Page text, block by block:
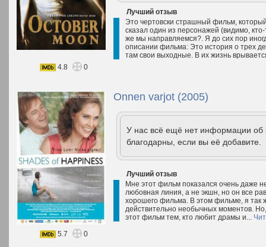
Лучший отзыв
Это чертовски страшный фильм,
сказал один из персонажей (видимо,
же мы направляемся?. Я до сих пор
описании фильма: Это история о трех
там свои выходные. В их жизнь
4.8
0
Onnen varjot (2005)
У нас всё ещё нет информации
благодарны, если вы её добавите.
Лучший отзыв
Мне этот фильм показался очень даже
любовная линия, а не экшн, но он все
хорошего фильма. В этом фильме, я так
действительно необычных моментов.
этот фильм тем, кто любит драмы и...
5.7
0